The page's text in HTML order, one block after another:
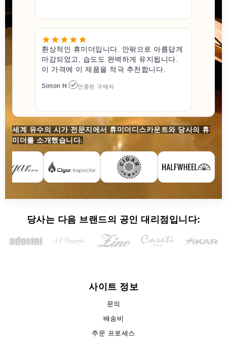
환상적인 휴미더입니다. 안팎으로 아름답게
마감되었고, 습도도 완벽하게 유지됩니다.
이 가격에 이 제품을 적극 추천합니다.
Simon H. 인증된 구매자
세계 유수의 시가 전문지에서 휴미더디스카운트와 당사의 휴
미더를 소개했습니다.
당사는 다음 브랜드의 공인 대리점입니다:
사이트 정보
문의
배송비
주문 프로세스